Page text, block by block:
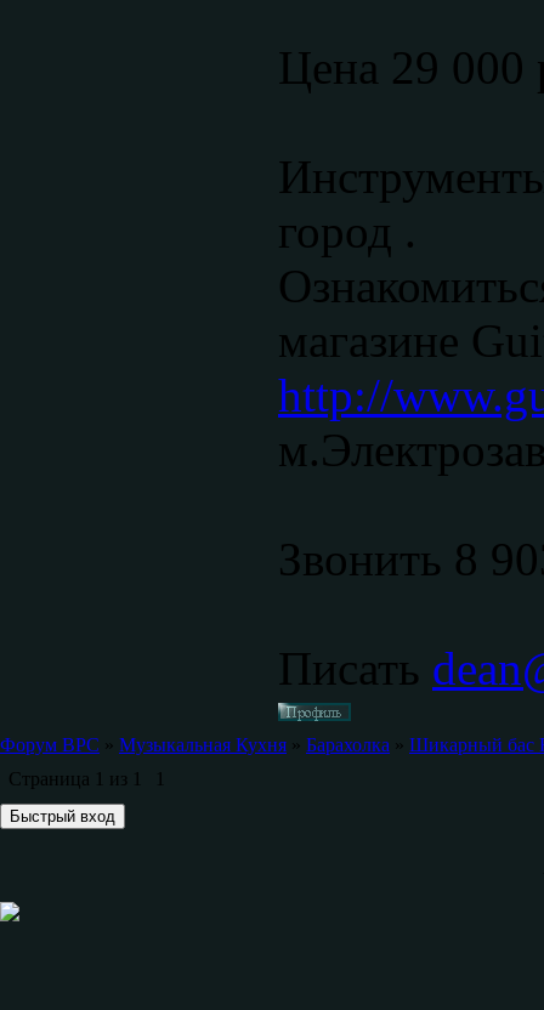
Цена 29 000
город .
магазине
http://
Звонить 8
Писать
Форум ВРС » Музыкальная Кухня » Барахолка » Шикарный бас
Страница 1 из 1 1